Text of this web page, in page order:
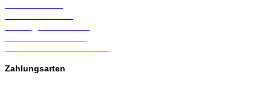
Zahlungsarten